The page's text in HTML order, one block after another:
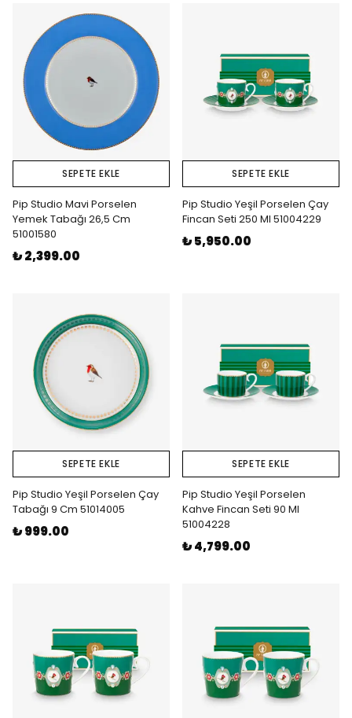
SEPETE EKLE
Pip Studio Mavi Porselen
Yemek Tabağı 26,5 Cm
51001580
₺ 2,399.00
SEPETE EKLE
Pip Studio Yeşil Porselen Çay
Fincan Seti 250 Ml 51004229
₺ 5,950.00
SEPETE EKLE
Pip Studio Yeşil Porselen Çay
Tabağı 9 Cm 51014005
₺ 999.00
SEPETE EKLE
Pip Studio Yeşil Porselen
Kahve Fincan Seti 90 Ml
51004228
₺ 4,799.00